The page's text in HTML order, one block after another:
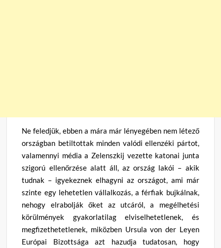
Ne feledjük, ebben a mára már lényegében nem létező
országban betiltottak minden valódi ellenzéki pártot,
valamennyi média a Zelenszkij vezette katonai junta
szigorú ellenőrzése alatt áll, az ország lakói – akik
tudnak – igyekeznek elhagyni az országot, ami már
szinte egy lehetetlen vállalkozás, a férfiak bujkálnak,
nehogy elrabolják őket az utcáról, a megélhetési
körülmények gyakorlatilag elviselhetetlenek, és
megfizethetetlenek, miközben Ursula von der Leyen
Európai Bizottsága azt hazudja tudatosan, hogy